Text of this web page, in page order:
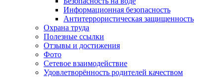
Информационная безопасность
Антитеррористическая защищенность
Охрана труда
Полезные ссылки
Отзывы и достижения
Фото
Сетевое взаимодействие
Удовлетворённость родителей качеством